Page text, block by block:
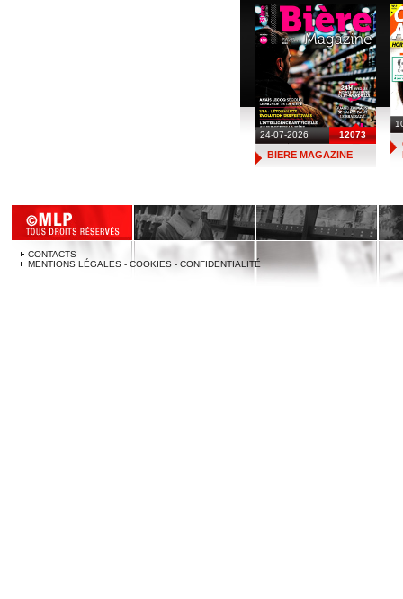
24-07-2026 12073
BIERE MAGAZINE
CONTACTS
MENTIONS LÉGALES - COOKIES - CONFIDENTIALITÉ